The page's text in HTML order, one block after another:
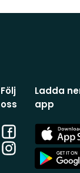
Följ
oss
Facebook
Instagram
Ladda
app
App
Store
App
Store